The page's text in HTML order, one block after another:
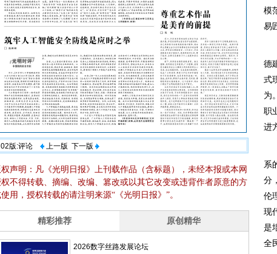
02版:评论 上一版 下一版
权声明：凡《光明日报》上刊载作品（含标题），未经本报或本网
不得转载、摘编、改编、篡改或以其它改变或违背作者原意的方
用，授权转载的请注明来源“《光明日报》”。
模
易
德
式
为
职
进
系
分
伦
现
是
全